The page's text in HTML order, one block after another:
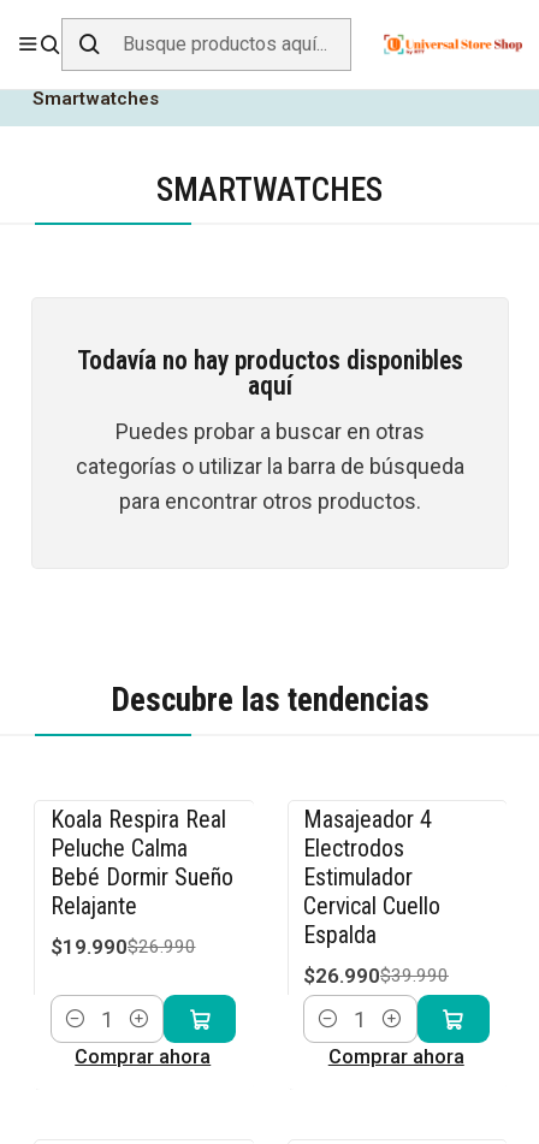
ENVÍO GRATIS SOBRE$19.990EN ZONA CENTRO
Smartwatches
SMARTWATCHES
Todavía no hay productos disponibles
aquí
Puedes probar a buscar en otras
categorías o utilizar la barra de búsqueda
para encontrar otros productos.
Descubre las tendencias
-26% OFF
Koala Respira Real
Peluche Calma
Bebé Dormir Sueño
Relajante
$19.990$26.990
Cantidad
Comprar ahora
-33% OFF
Masajeador 4
Electrodos
Estimulador
Cervical Cuello
Espalda
$26.990$39.990
Cantidad
Comprar ahora